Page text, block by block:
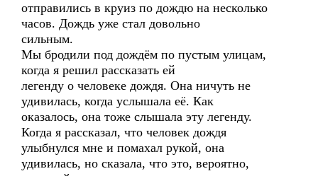
отправились в круиз по дождю на несколько
часов. Дождь уже стал довольно
сильным.
Мы бродили под дождём по пустым улицам,
когда я решил рассказать ей
легенду о человеке дождя. Она ничуть не
удивилась, когда услышала её. Как
оказалось, она тоже слышала эту легенду.
Когда я рассказал, что человек дождя
улыбнулся мне и помахал рукой, она
удивилась, но сказала, что это, вероятно,